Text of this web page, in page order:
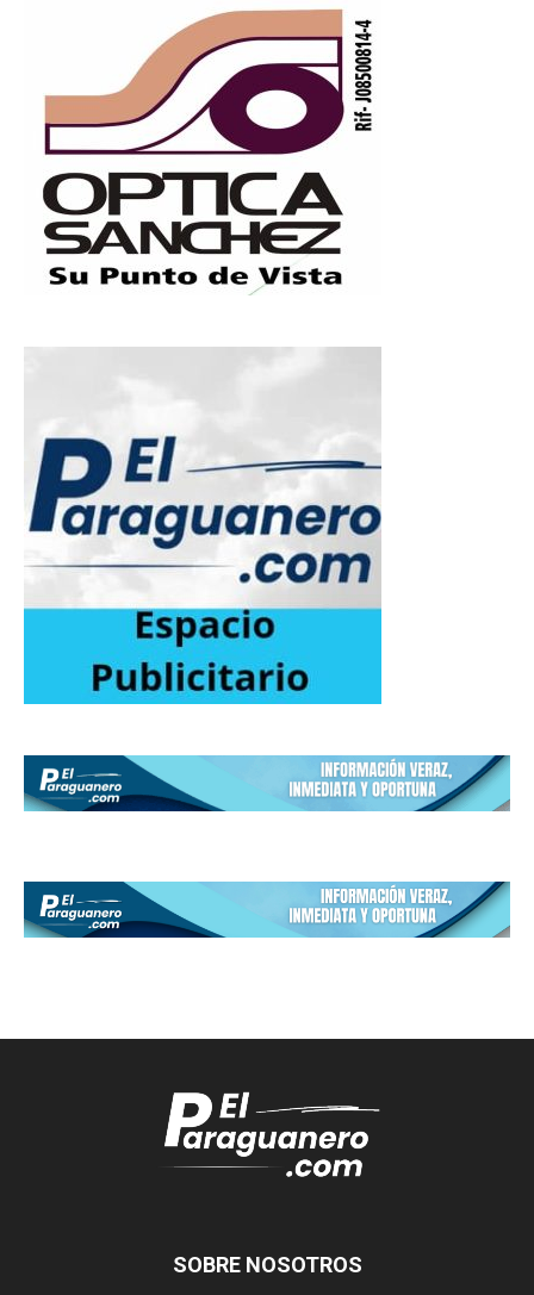
SOBRE NOSOTROS